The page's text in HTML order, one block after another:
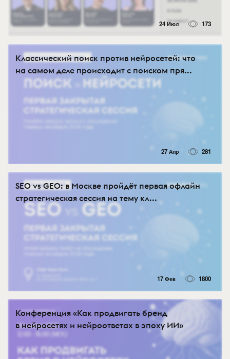
24 Июл 173
Классический поиск против нейросетей: что
на самом деле происходит с поиском пря...
27 Апр 281
SEO vs GEO: в Москве пройдёт первая офлайн
стратегическая сессия на тему кл...
17 Фев 1800
Конференция «Как продвигать бренд
в нейросетях и нейроответах в эпоху ИИ»